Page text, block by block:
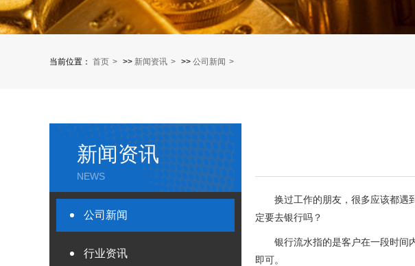
当前位置： 首页 >> 新闻资讯 >> 公司新闻
新闻资讯
NEWS
公司新闻
行业资讯
换过工作的朋友，很多应该都遇到
定要去银行吗？
银行流水指的是客户在一段时间内
即可。